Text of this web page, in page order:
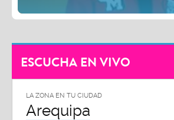
ESCUCHA EN VIVO
LA ZONA EN TU CIUDAD
Arequipa